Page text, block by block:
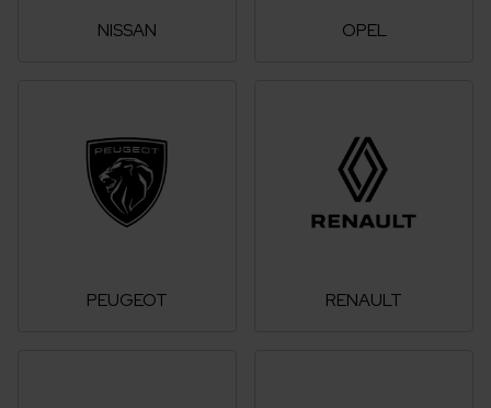
NISSAN OPEL
PEUGEOT RENAULT